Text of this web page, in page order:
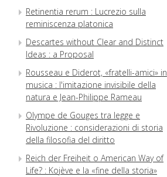
Retinentia rerum : Lucrezio sulla
reminiscenza platonica
Descartes without Clear and Distinct
Ideas : a Proposal
Rousseau e Diderot, «fratelli-amici» in
musica : l'imitazione invisibile della
natura e Jean-Philippe Rameau
Olympe de Gouges tra legge e
Rivoluzione : considerazioni di storia
della filosofia del diritto
Reich der Freiheit o American Way of
Life? : Kojève e la «fine della storia»